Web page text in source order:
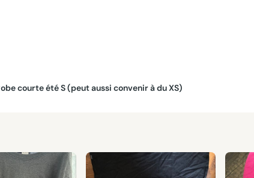
Robe courte été S (peut aussi convenir à du XS)